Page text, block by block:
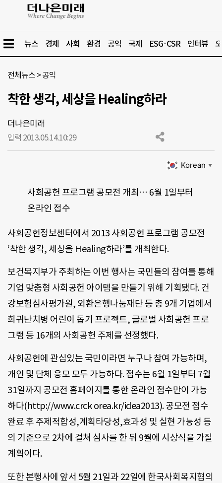
뉴스 경제 사회 환경 공익 국제 ESG·CSR 인터뷰
전체뉴스 >공익
착한 생각, 세상을 Healing하라
더나은미래
입력 2013.05.14.10:29
Korean ▼
사회공헌 프로그램 공모전 개최… 6월 1일부터
온라인 접수
사회공헌정보센터에서 2013 사회공헌 프로그램 공모전
‘착한 생각, 세상을 Healing하라’를 개최한다.
보건복지부가 주최하는 이번 행사는 국민들의 참여를 통해
기업 맞춤형 사회공헌 아이템을 만들기 위해 기획됐다. 건
강보험심사평가원, 외환은행나눔재단 등 총 9개 기업에서
희귀난치병 어린이 돕기 프로젝트, 글로벌 사회공헌 프로
그램 등 16개의 사회공헌 주제를 선정했다.
사회공헌에 관심있는 국민이라면 누구나 참여 가능하며,
개인 및 단체 응모 모두 가능하다. 접수는 6월 1일부터 7월
31일까지 공모전 홈페이지를 통한 온라인 접수만이 가능
하다(http://www.crck orea.kr/idea2013). 공모전 접수
완료 후 주제적합성,계획타당성,효과성 및 실현 가능성 등
의 기준으로 2차에 걸쳐 심사를 한 뒤 9월에 시상식을 가질
계획이다.
또한 본행사에 앞서 5월 21일과 22일에 한국사회복지협의